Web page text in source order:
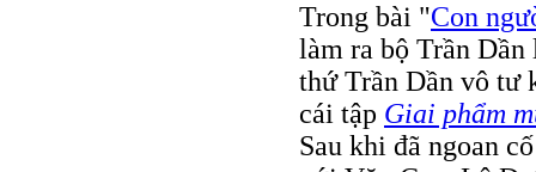
Trong bài "Con
làm ra bộ Trần
thứ Trần Dần vô tư
cái tập Giai phẩm
Sau khi đã ngoan